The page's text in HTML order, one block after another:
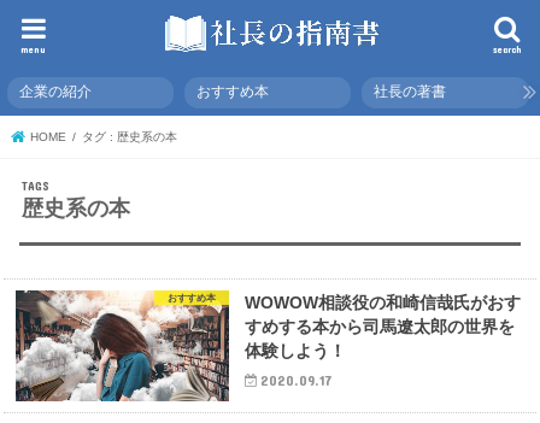
search
menu
企業の紹介 おすすめ本 社長の著書
HOME タグ : 歴史系の本
歴史系の本
おすすめ本
WOWOW相談役の和崎信哉氏がおす
すめする本から司馬遼太郎の世界を
体験しよう！
2020.09.17